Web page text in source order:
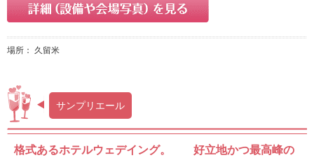
場所： 久留米
サンプリエール
格式あるホテルウェデイング。 好立地かつ最高峰の